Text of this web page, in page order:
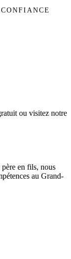
ou visitez notre
père en fils, nous
au Grand-